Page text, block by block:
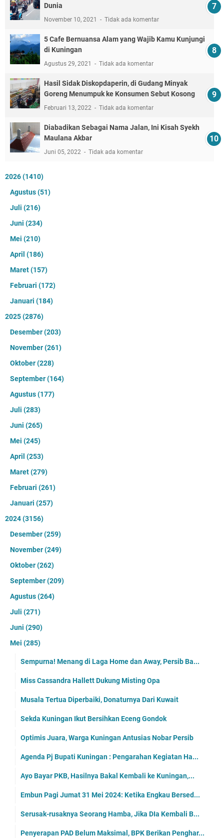
Dunia
November 10, 2021 Tidak ada komentar
5 Cafe Bernuansa Alam yang Wajib Kamu Kunjungi
di Kuningan
Agustus 29, 2021 Tidak ada komentar
Hasil Sidak Diskopdaperin, di Gudang Minyak
Goreng Menumpuk ke Konsumen Sebut Kosong
Februari 13, 2022 Tidak ada komentar
Diabadikan Sebagai Nama Jalan, Ini Kisah Syekh
Maulana Akbar
Juni 05, 2022 Tidak ada komentar
2026(1410)
Agustus(51)
Juli (216)
Juni (234)
Mei (210)
April (186)
Maret(157)
Februari (172)
Januari (184)
2025(2876)
Desember(203)
November(261)
Oktober(228)
September(164)
Agustus(177)
Juli (283)
Juni (265)
Mei (245)
April (253)
Maret(279)
Februari (261)
Januari (257)
2024(3156)
Desember(259)
November(249)
Oktober(262)
September(209)
Agustus(264)
Juli (271)
Juni (290)
Mei (285)
Sempurna! Menang di Laga Home dan Away, Persib Ba...
Miss Cassandra Hallett Dukung Misting Opa
Musala Tertua Diperbaiki, Donaturnya Dari Kuwait
Sekda Kuningan Ikut Bersihkan Eceng Gondok
Optimis Juara, Warga Kuningan Antusias Nobar Persib
Agenda Pj Bupati Kuningan : Pengarahan Kegiatan Ha...
Ayo Bayar PKB, Hasilnya Bakal Kembali ke Kuningan,...
Embun Pagi Jumat 31 Mei 2024: Ketika Engkau Bersed...
Serusak-rusaknya Seorang Hamba, Jika DIa Kembali B...
Penyerapan PAD Belum Maksimal, BPK Berikan Penghar...